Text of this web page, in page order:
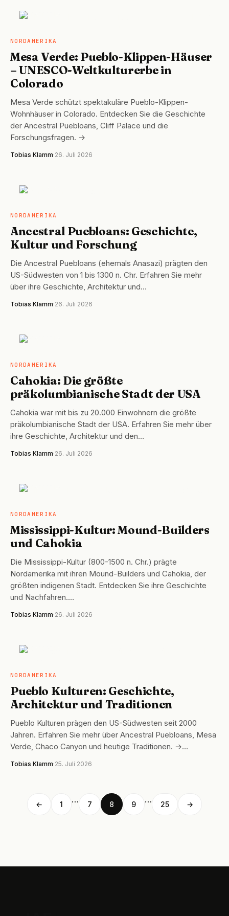
NORDAMERIKA
NORDAMERIKA
Mesa Verde: Pueblo-Klippen-Häuser
– UNESCO-Weltkulturerbe in
Colorado
Mesa Verde schützt spektakuläre Pueblo-Klippen-
Wohnhäuser in Colorado. Entdecken Sie die Geschichte
der Ancestral Puebloans, Cliff Palace und die
Forschungsfragen. →
Tobias Klamm·26. Juli 2026
NORDAMERIKA
NORDAMERIKA
Ancestral Puebloans: Geschichte,
Kultur und Forschung
Die Ancestral Puebloans (ehemals Anasazi) prägten den
US-Südwesten von 1 bis 1300 n. Chr. Erfahren Sie mehr
über ihre Geschichte, Architektur und…
Tobias Klamm·26. Juli 2026
NORDAMERIKA
NORDAMERIKA
Cahokia: Die größte
präkolumbianische Stadt der USA
Cahokia war mit bis zu 20.000 Einwohnern die größte
präkolumbianische Stadt der USA. Erfahren Sie mehr über
ihre Geschichte, Architektur und den…
Tobias Klamm·26. Juli 2026
NORDAMERIKA
NORDAMERIKA
Mississippi-Kultur: Mound-Builders
und Cahokia
Die Mississippi-Kultur (800-1500 n. Chr.) prägte
Nordamerika mit ihren Mound-Builders und Cahokia, der
größten indigenen Stadt. Entdecken Sie ihre Geschichte
und Nachfahren.…
Tobias Klamm·26. Juli 2026
NORDAMERIKA
NORDAMERIKA
Pueblo Kulturen: Geschichte,
Architektur und Traditionen
Pueblo Kulturen prägen den US-Südwesten seit 2000
Jahren. Erfahren Sie mehr über Ancestral Puebloans, Mesa
Verde, Chaco Canyon und heutige Traditionen. →…
Tobias Klamm·25. Juli 2026
← 1 … 7 8 9 … 25 →